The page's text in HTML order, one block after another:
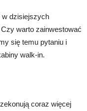
w dzisiejszych
warto zainwestować
się temu pytaniu i
walk-in.
coraz więcej